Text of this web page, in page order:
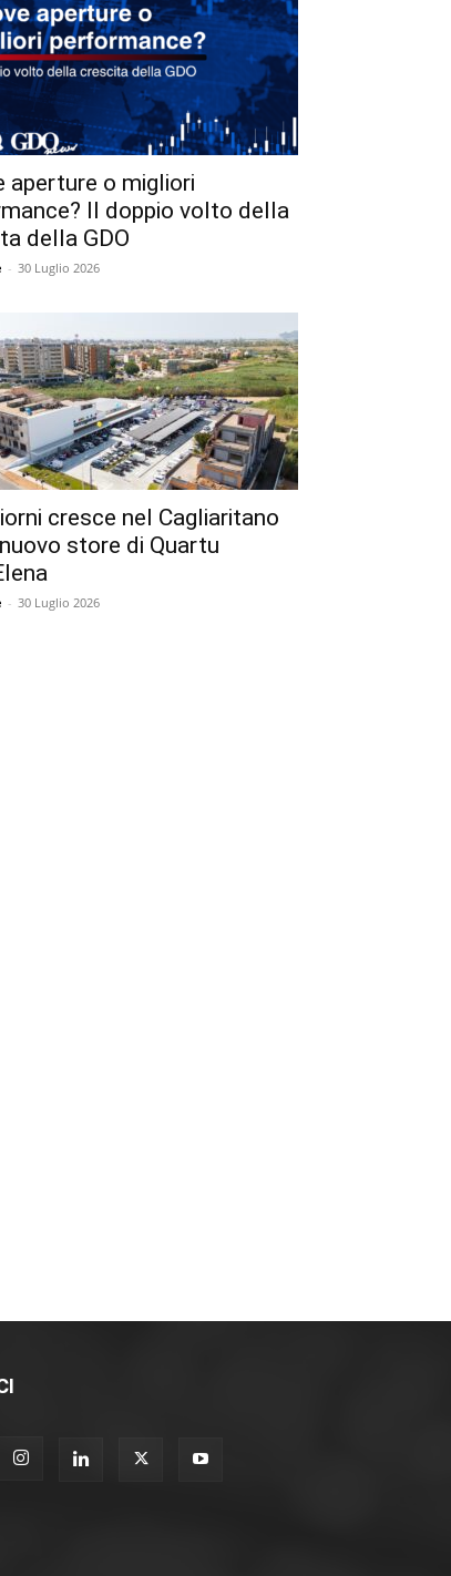
aperture o migliori
Il doppio volto della
della GDO
- 30 Luglio 2026
cresce nel Cagliaritano
store di Quartu
- 30 Luglio 2026